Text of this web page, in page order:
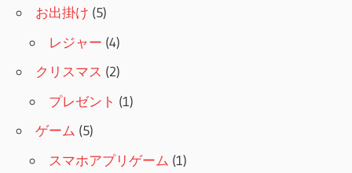
お出掛け (5)
レジャー (4)
クリスマス (2)
プレゼント (1)
ゲーム (5)
スマホアプリゲーム (1)